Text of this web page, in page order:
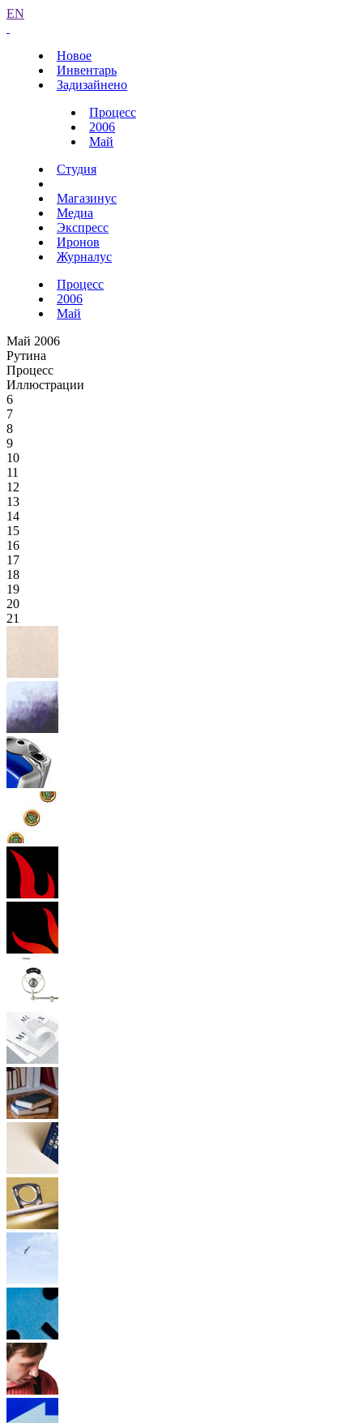
EN
Новое
Инвентарь
Задизайнено
Процесс
2006
Май
Студия
Магазинус
Медиа
Экспресс
Иронов
Журналус
Процесс
2006
Май
Май 2006
Рутина
Процесс
Иллюстрации
6
7
8
9
10
11
12
13
14
15
16
17
18
19
20
21